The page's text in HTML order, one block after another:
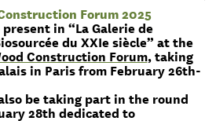
Forum 2025
in “La Galerie de
du XXIe siècle” at the
Construction Forum, taking
in Paris from February 26th-
be taking part in the round
28th dedicated to